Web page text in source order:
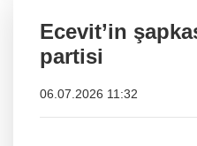
Ecevit’in
partisi
06.07.2026 11:32